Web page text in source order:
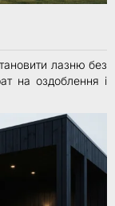
лазню без
на оздоблення і